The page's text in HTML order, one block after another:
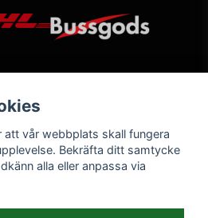
vår webbplats skall fungera
Bekräfta ditt samtycke
alla eller anpassa via